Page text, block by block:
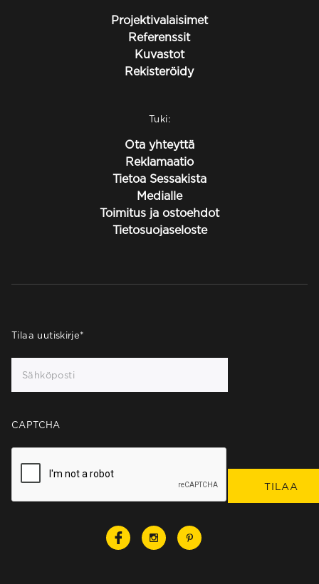
Projektivalaisimet
Referenssit
Kuvastot
Rekisteröidy
Tuki:
Ota yhteyttä
Reklamaatio
Tietoa Sessakista
Medialle
Toimitus ja ostoehdot
Tietosuojaseloste
Tilaa uutiskirje*
CAPTCHA